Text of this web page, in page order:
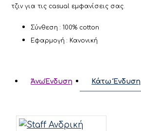
τζιν για τις casual εμφανίσεις σας.
Σύνθεση : 100% cotton
Εφαρμογή : Κανονική
ΆνωΈνδυση Κάτω Ένδυση